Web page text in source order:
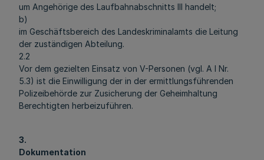
um Angehörige des Laufbahnabschnitts III handelt;
b)
im Geschäftsbereich des Landeskriminalamts die Leitung
der zuständigen Abteilung.
2.2
Vor dem gezielten Einsatz von V-Personen (vgl. A I Nr.
5.3) ist die Einwilligung der in der ermittlungsführenden
Polizeibehörde zur Zusicherung der Geheimhaltung
Berechtigten herbeizuführen.
3.
Dokumentation